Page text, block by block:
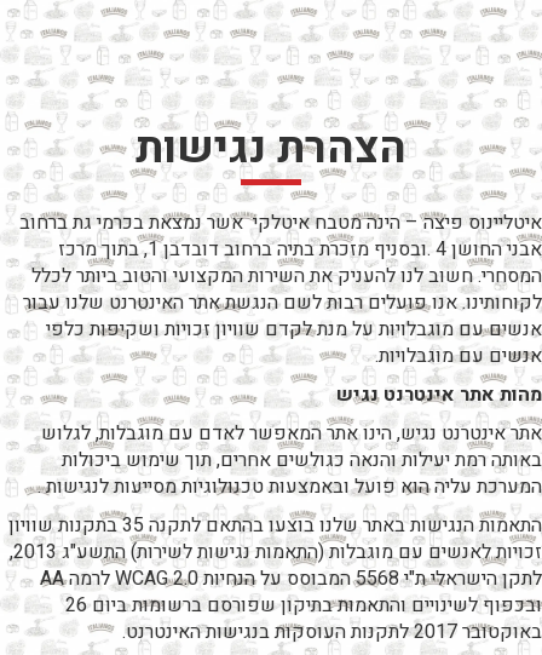
דלג
לתוכן
המרכזי
הצהרת נגישות
איטליינוס פיצה – הינה מטבח איטלקי אשר נמצאת בכרמי גת ברחוב
אבני החושן 4 .ובסניף מזכרת בתיה ברחוב דובדבן 1, בתוך מרכז
המסחרי. חשוב לנו להעניק את השירות המקצועי והטוב ביותר לכלל
לקוחותינו. אנו פועלים רבות לשם הנגשת אתר האינטרנט שלנו עבור
אנשים עם מוגבלויות על מנת לקדם שוויון זכויות ושקיפות כלפי
אנשים עם מוגבלויות.
מהות אתר אינטרנט נגיש
אתר אינטרנט נגיש, הינו אתר המאפשר לאדם עם מוגבלות, לגלוש
באותה רמת יעילות והנאה כגולשים אחרים, תוך שימוש ביכולות
המערכת עליה הוא פועל ובאמצעות טכנולוגיות מסייעות לנגישות .
התאמות הנגישות באתר שלנו בוצעו בהתאם לתקנה 35 בתקנות שוויון
זכויות לאנשים עם מוגבלות (התאמות נגישות לשירות) התשע"ג 2013,
לתקן הישראלי ת"י 5568 המבוסס על הנחיות WCAG 2.0 לרמה AA
ובכפוף לשינויים והתאמות בתיקון שפורסם ברשומות ביום 26
באוקטובר 2017 לתקנות העוסקות בנגישות האינטרנט.